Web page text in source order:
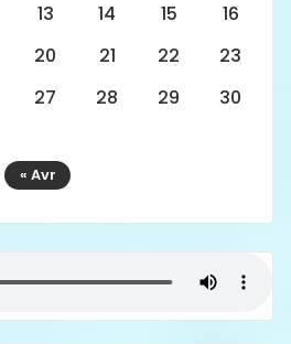
13 14 15
16
20 21 22
23
27 28 29
30
« Avr